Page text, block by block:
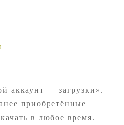
аккаунт — загрузки».
приобретённые
в любое время.